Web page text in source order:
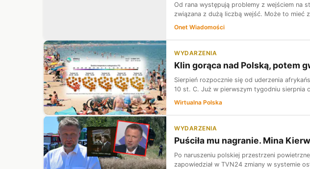
Od rana występują problemy z wejściem na
związana z dużą liczbą wejść. Może to mieć
Onet Wiadomości
WYDARZENIA
Klin gorąca nad Polską, potem
Sierpień rozpocznie się od uderzenia
10 st. C. Już w pierwszym tygodniu sierpnia
Wirtualna Polska
WYDARZENIA
Puściła mu nagranie. Mina
Po naruszeniu polskiej przestrzeni
zapowiedział w TVN24 zmiany w systemie